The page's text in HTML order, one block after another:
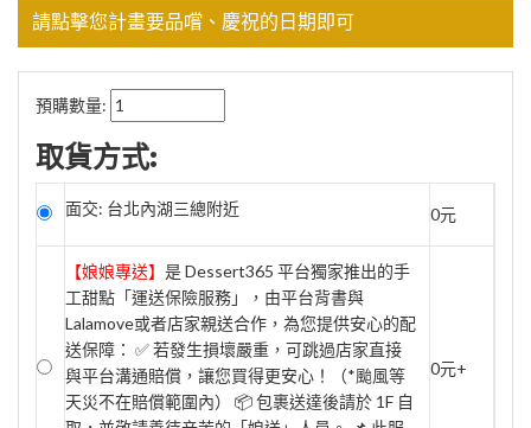
請點擊您計畫要品嚐、慶祝的日期即可
預購數量:
取貨方式:
面交: 台北內湖三總附近 0元
【娘娘專送】 是 Dessert365 平台獨家推出的手
工甜點「運送保險服務」，由平台背書與
Lalamove或者店家親送合作，為您提供安心的配
送保障： ✅ 若發生損壞嚴重，可跳過店家直接
與平台溝通賠償，讓您買得更安心！（*颱風等
天災不在賠償範圍內） 📦 包裹送達後請於 1F 自
0元+